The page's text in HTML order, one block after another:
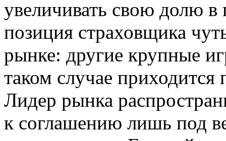
увеличивать свою долю
позиция страховщика
рынке: другие крупные
таком случае приходится
Лидер рынка
к соглашению лишь под